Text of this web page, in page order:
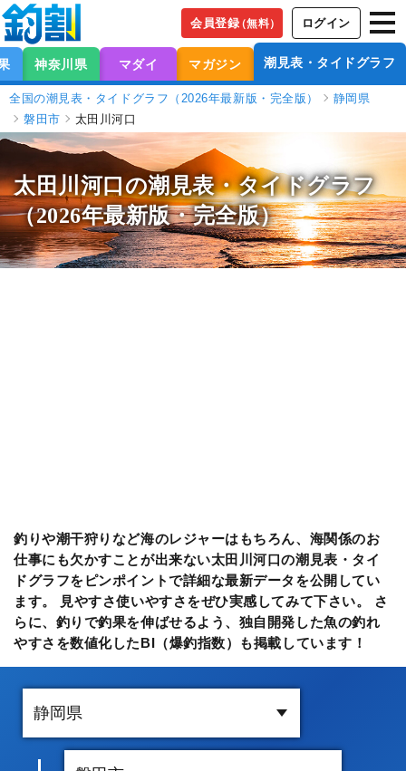
会員登録（無料） ログイン
神奈川県 マダイ マガジン 潮見表・タイドグラフ
全国の潮見表・タイドグラフ（2026年最新版・完全版）
静岡県
磐田市
太田川河口
太田川河口の潮見表・タイドグラフ
（2026年最新版・完全版）
釣りや潮干狩りなど海のレジャーはもちろん、海関係のお
仕事にも欠かすことが出来ない太田川河口の潮見表・タイ
ドグラフをピンポイントで詳細な最新データを公開してい
ます。 見やすさ使いやすさをぜひ実感してみて下さい。 さ
らに、釣りで釣果を伸ばせるよう、独自開発した魚の釣れ
やすさを数値化したBI（爆釣指数）も掲載しています！